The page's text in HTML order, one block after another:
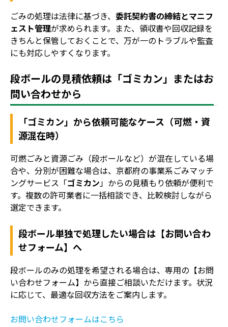
ごみの処理は法律に基づき、 委託契約書の締結とマニフ
ェスト管理が求められます。また、領収書や回収記録を
きちんと保管しておくことで、万が一のトラブルや監査
にも対応しやすくなります。
段ボールの見積依頼は「ゴミカン」またはお
問い合わせから
「ゴミカン」から依頼可能なケース（可燃・資
源混在時）
可燃ごみと資源ごみ（段ボールなど）が混在している場
合や、分別が困難な場合は、京都府の事業系ごみマッチ
ングサービス「ゴミカン」からの見積もり依頼が便利で
す。複数の許可業者に一括相談でき、比較検討しながら
選定できます。
段ボール単独で処理したい場合は【お問い合わ
せフォーム】へ
段ボールのみの処理を希望される場合は、専用の【お問
い合わせフォーム】から直接ご相談いただけます。状況
に応じて、最適な回収方法をご案内します。
お問い合わせフォームはこちら